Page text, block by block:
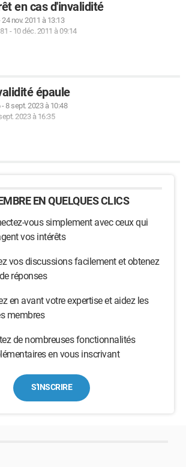
en cas d'invalidité
24 nov. 2011 à 13:13
- 10 déc. 2011 à 09:14
épaule
-8 sept. 2023 à 10:48
2023 à 16:35
EN QUELQUES CLICS
vous simplement avec ceux qui
vos intérêts
vos discussions facilement et obtenez
réponses
en avant votre expertise et aidez les
membres
de nombreuses fonctionnalités
en vous inscrivant
S'INSCRIRE